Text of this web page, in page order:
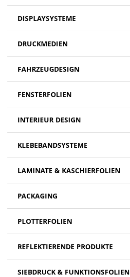
DISPLAYSYSTEME
DRUCKMEDIEN
FAHRZEUGDESIGN
FENSTERFOLIEN
INTERIEUR DESIGN
KLEBEBANDSYSTEME
LAMINATE & KASCHIERFOLIEN
PACKAGING
PLOTTERFOLIEN
REFLEKTIERENDE PRODUKTE
SIEBDRUCK & FUNKTIONSFOLIEN